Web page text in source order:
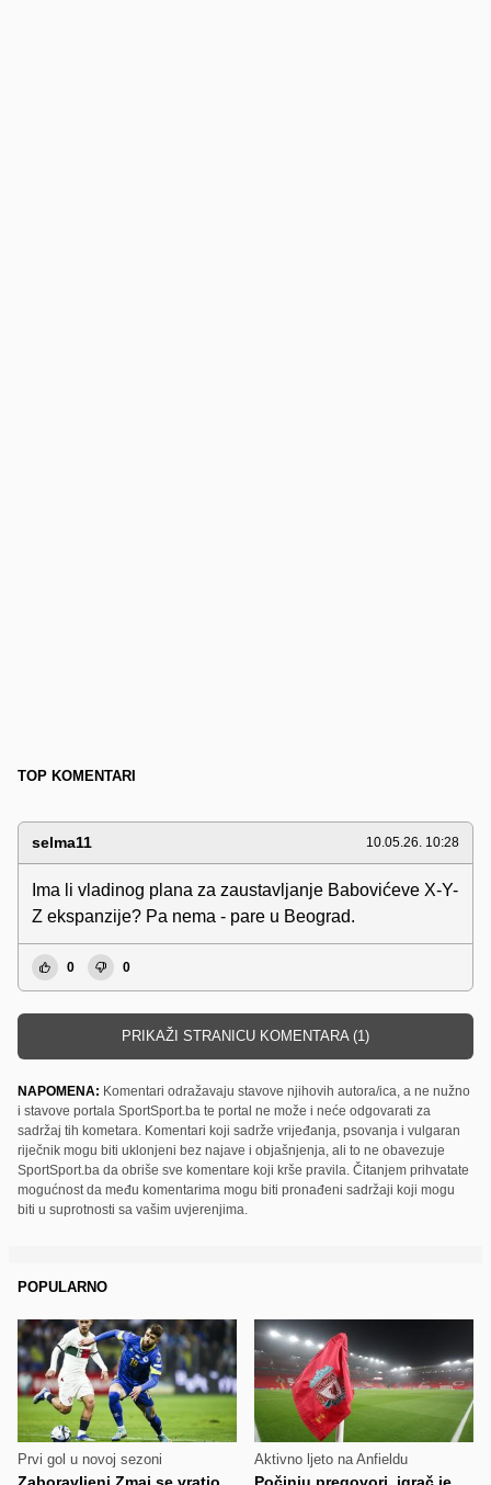
TOP KOMENTARI
selma11 10.05.26. 10:28
Ima li vladinog plana za zaustavljanje Babovićeve X-Y-
Z ekspanzije? Pa nema - pare u Beograd.
0 0
PRIKAŽI STRANICU KOMENTARA (1)
NAPOMENA: Komentari odražavaju stavove njihovih autora/ica, a ne nužno
i stavove portala SportSport.ba te portal ne može i neće odgovarati za
sadržaj tih kometara. Komentari koji sadrže vrijeđanja, psovanja i vulgaran
riječnik mogu biti uklonjeni bez najave i objašnjenja, ali to ne obavezuje
SportSport.ba da obriše sve komentare koji krše pravila. Čitanjem prihvatate
mogućnost da među komentarima mogu biti pronađeni sadržaji koji mogu
biti u suprotnosti sa vašim uvjerenjima.
POPULARNO
Prvi gol u novoj sezoni Aktivno ljeto na Anfieldu